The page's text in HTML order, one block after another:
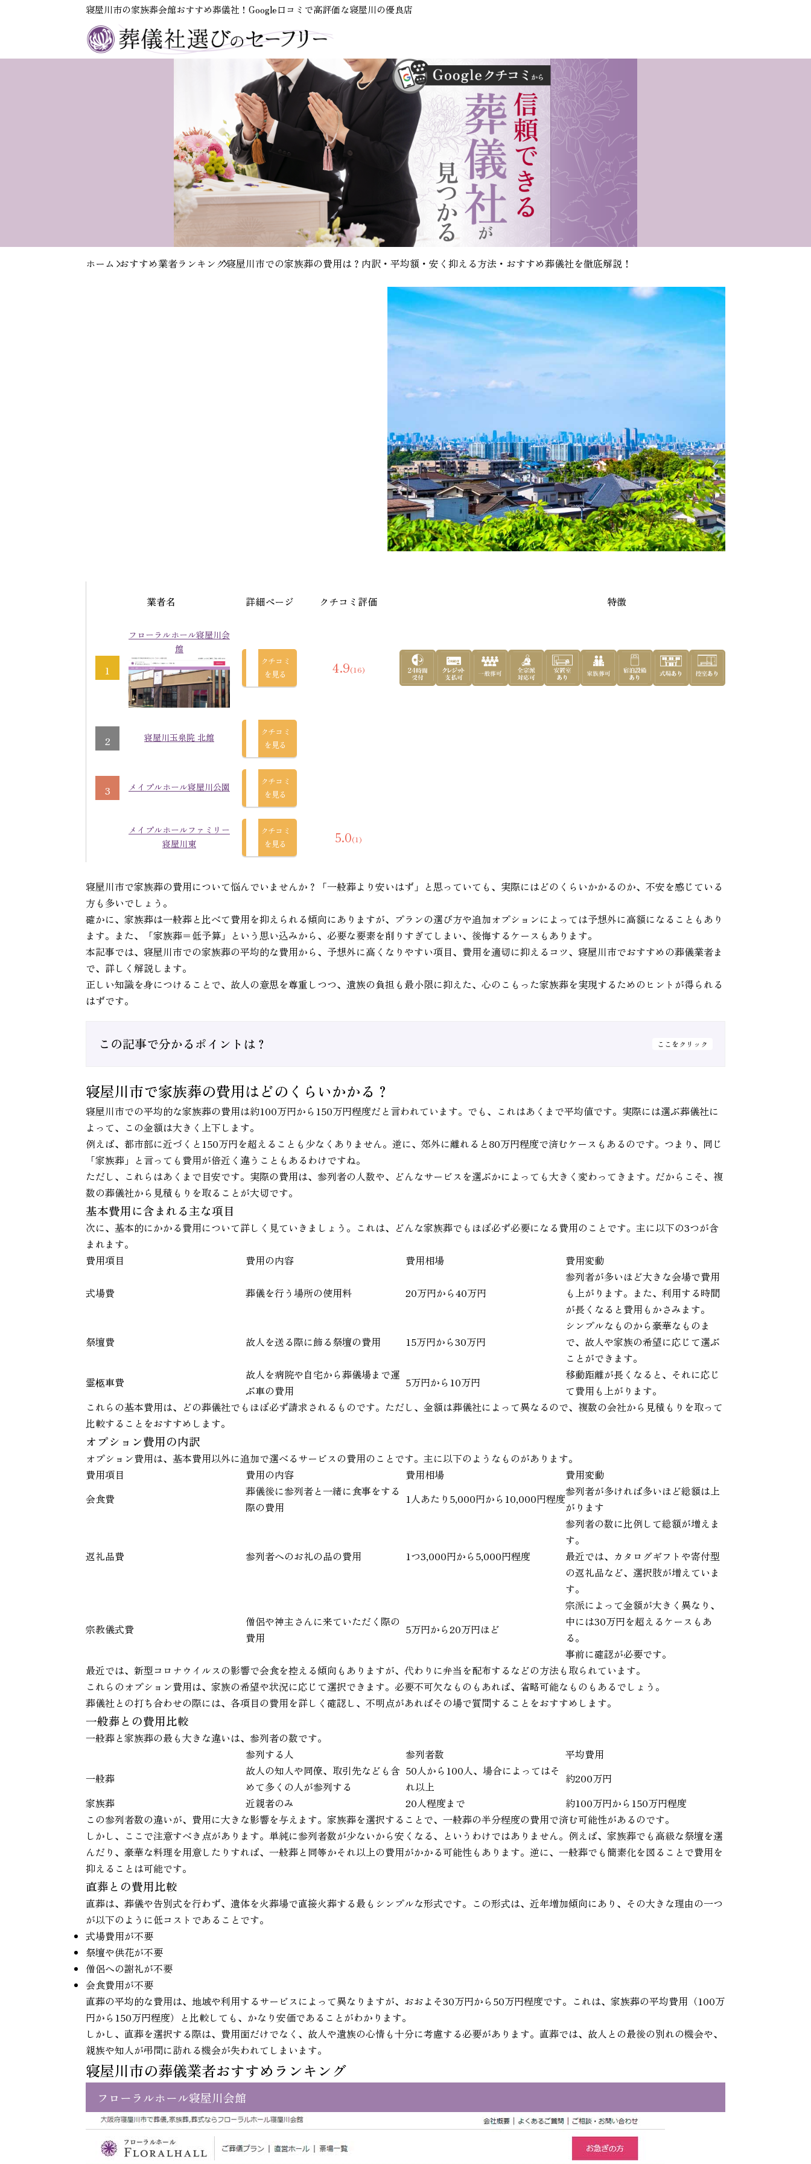
寝屋川市の家族葬会館おすすめ葬儀社！Google口コミで高評価な寝屋川の優良店
ホーム おすすめ業者ランキング寝屋川市での家族葬の費用は？内訳・平均額・安く抑える方法・おすすめ葬儀社を徹底解説！
寝屋川市
業者名 詳細ページ クチコミ評価 特徴
1
フローラルホール寝屋川会
館
クチコミ
を見る
4.9(16)
2 寝屋川玉泉院 北館
クチコミ
を見る
3 メイプルホール寝屋川公園
クチコミ
を見る
メイプルホールファミリー
寝屋川東
クチコミ
を見る
5.0(1)
寝屋川市で家族葬の費用について悩んでいませんか？「一般葬より安いはず」と思っていても、実際にはどのくらいかかるのか、不安を感じている
方も多いでしょう。
確かに、家族葬は一般葬と比べて費用を抑えられる傾向にありますが、プランの選び方や追加オプションによっては予想外に高額になることもあり
ます。また、「家族葬＝低予算」という思い込みから、必要な要素を削りすぎてしまい、後悔するケースもあります。
本記事では、寝屋川市での家族葬の平均的な費用から、予想外に高くなりやすい項目、費用を適切に抑えるコツ、寝屋川市でおすすめの葬儀業者ま
で、詳しく解説します。
正しい知識を身につけることで、故人の意思を尊重しつつ、遺族の負担も最小限に抑えた、心のこもった家族葬を実現するためのヒントが得られる
はずです。
この記事で分かるポイントは？ ここをクリック
寝屋川市で家族葬の費用はどのくらいかかる？
寝屋川市での平均的な家族葬の費用は約100万円から150万円程度だと言われています。でも、これはあくまで平均値です。実際には選ぶ葬儀社に
よって、この金額は大きく上下します。
例えば、都市部に近づくと150万円を超えることも少なくありません。逆に、郊外に離れると80万円程度で済むケースもあるのです。つまり、同じ
「家族葬」と言っても費用が倍近く違うこともあるわけですね。
ただし、これらはあくまで目安です。実際の費用は、参列者の人数や、どんなサービスを選ぶかによっても大きく変わってきます。だからこそ、複
数の葬儀社から見積もりを取ることが大切です。
基本費用に含まれる主な項目
次に、基本的にかかる費用について詳しく見ていきましょう。これは、どんな家族葬でもほぼ必ず必要になる費用のことです。主に以下の3つが含
まれます。
費用項目
費用の内容 費用相場 費用変動
式場費 葬儀を行う場所の使用料 20万円から40万円
参列者が多いほど大きな会場で費用
も上がります。また、利用する時間
が長くなると費用もかさみます。
祭壇費 故人を送る際に飾る祭壇の費用 15万円から30万円
シンプルなものから豪華なものま
で、故人や家族の希望に応じて選ぶ
ことができます。
霊柩車費
故人を病院や自宅から葬儀場まで運
ぶ車の費用
5万円から10万円
移動距離が長くなると、それに応じ
て費用も上がります。
これらの基本費用は、どの葬儀社でもほぼ必ず請求されるものです。ただし、金額は葬儀社によって異なるので、複数の会社から見積もりを取って
比較することをおすすめします。
オプション費用の内訳
オプション費用は、基本費用以外に追加で選べるサービスの費用のことです。主に以下のようなものがあります。
費用項目
費用の内容 費用相場
費用変動
会食費
葬儀後に参列者と一緒に食事をする
際の費用
1人あたり5,000円から10,000円程度
参列者が多ければ多いほど総額は上
がります
返礼品費 参列者へのお礼の品の費用 1つ3,000円から5,000円程度
参列者の数に比例して総額が増えま
す。
最近では、カタログギフトや寄付型
の返礼品など、選択肢が増えていま
す。
宗教儀式費
僧侶や神主さんに来ていただく際の
費用
5万円から20万円ほど
宗派によって金額が大きく異なり、
中には30万円を超えるケースもあ
る。
事前に確認が必要です。
最近では、新型コロナウイルスの影響で会食を控える傾向もありますが、代わりに弁当を配布するなどの方法も取られています。
これらのオプション費用は、家族の希望や状況に応じて選択できます。必要不可欠なものもあれば、省略可能なものもあるでしょう。
葬儀社との打ち合わせの際には、各項目の費用を詳しく確認し、不明点があればその場で質問することをおすすめします。
一般葬との費用比較
一般葬と家族葬の最も大きな違いは、参列者の数です。
参列する人
参列者数
平均費用
一般葬
故人の知人や同僚、取引先なども含
めて多くの人が参列する
50人から100人、場合によってはそ
れ以上
約200万円
家族葬
近親者のみ 20人程度まで
約100万円から150万円程度
この参列者数の違いが、費用に大きな影響を与えます。家族葬を選択することで、一般葬の半分程度の費用で済む可能性があるのです。
しかし、ここで注意すべき点があります。単純に参列者数が少ないから安くなる、というわけではありません。例えば、家族葬でも高級な祭壇を選
んだり、豪華な料理を用意したりすれば、一般葬と同等かそれ以上の費用がかかる可能性もあります。逆に、一般葬でも簡素化を図ることで費用を
抑えることは可能です。
直葬との費用比較
直葬は、葬儀や告別式を行わず、遺体を火葬場で直接火葬する最もシンプルな形式です。この形式は、近年増加傾向にあり、その大きな理由の一つ
が以下のように低コストであることです。
式場費用が不要
祭壇や供花が不要
僧侶への謝礼が不要
会食費用が不要
直葬の平均的な費用は、地域や利用するサービスによって異なりますが、おおよそ30万円から50万円程度です。これは、家族葬の平均費用（100万
円から150万円程度）と比較しても、かなり安価であることがわかります。
しかし、直葬を選択する際は、費用面だけでなく、故人や遺族の心情も十分に考慮する必要があります。直葬では、故人との最後の別れの機会や、
親族や知人が弔問に訪れる機会が失われてしまいます。
寝屋川市の葬儀業者おすすめランキング
フローラルホール寝屋川会館